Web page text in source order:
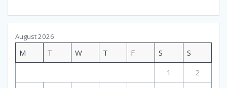
August 2026
M T W T F S
S
1
2